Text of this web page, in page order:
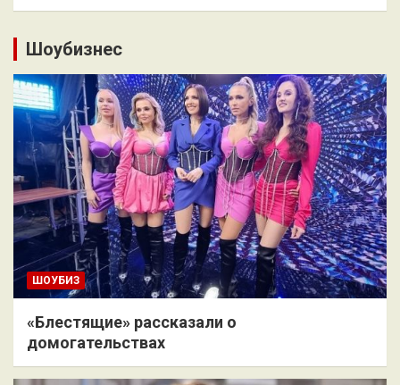
Шоубизнес
ШОУБИЗ
«Блестящие» рассказали о
домогательствах